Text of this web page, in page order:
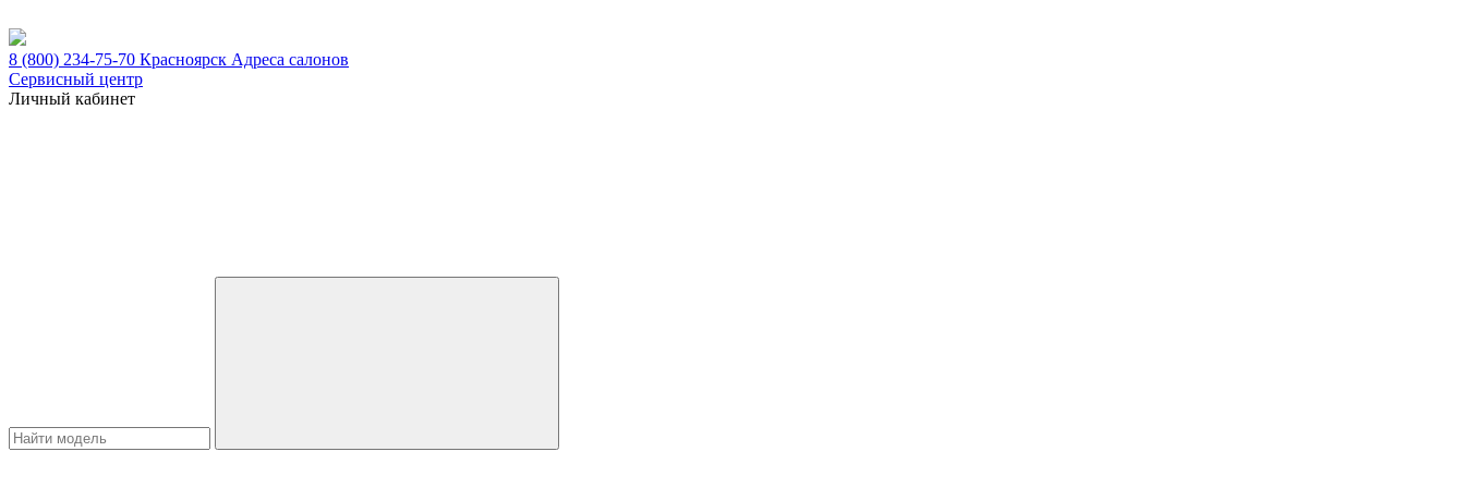
8 (800) 234-75-70 Красноярск Адреса салонов
Сервисный центр
Личный кабинет